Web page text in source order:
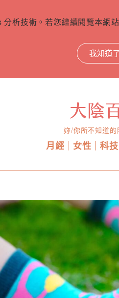
析技術。若您繼續閱覽本
我知道了
妳/你所不知道的
月經 女性 科技